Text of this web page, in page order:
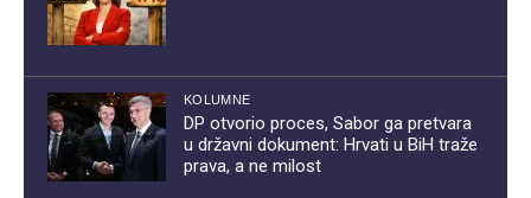
KOLUMNE
DP otvorio proces, Sabor ga pretvara
u državni dokument: Hrvati u BiH traže
prava, a ne milost